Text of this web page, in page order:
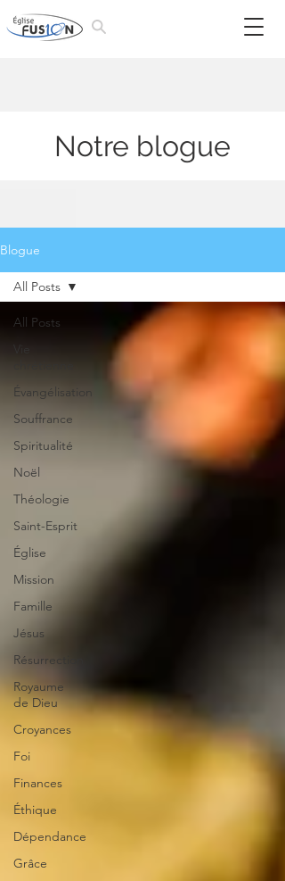
Notre blogue
Blogue
All Posts
Vie
Évangélisation
Souffrance
Spiritualité
Noël
Théologie
Saint-Esprit
Église
Mission
Famille
Jésus
Résurrection
Royaume
de Dieu
Croyances
Foi
Finances
Éthique
Dépendance
Grâce
All Posts